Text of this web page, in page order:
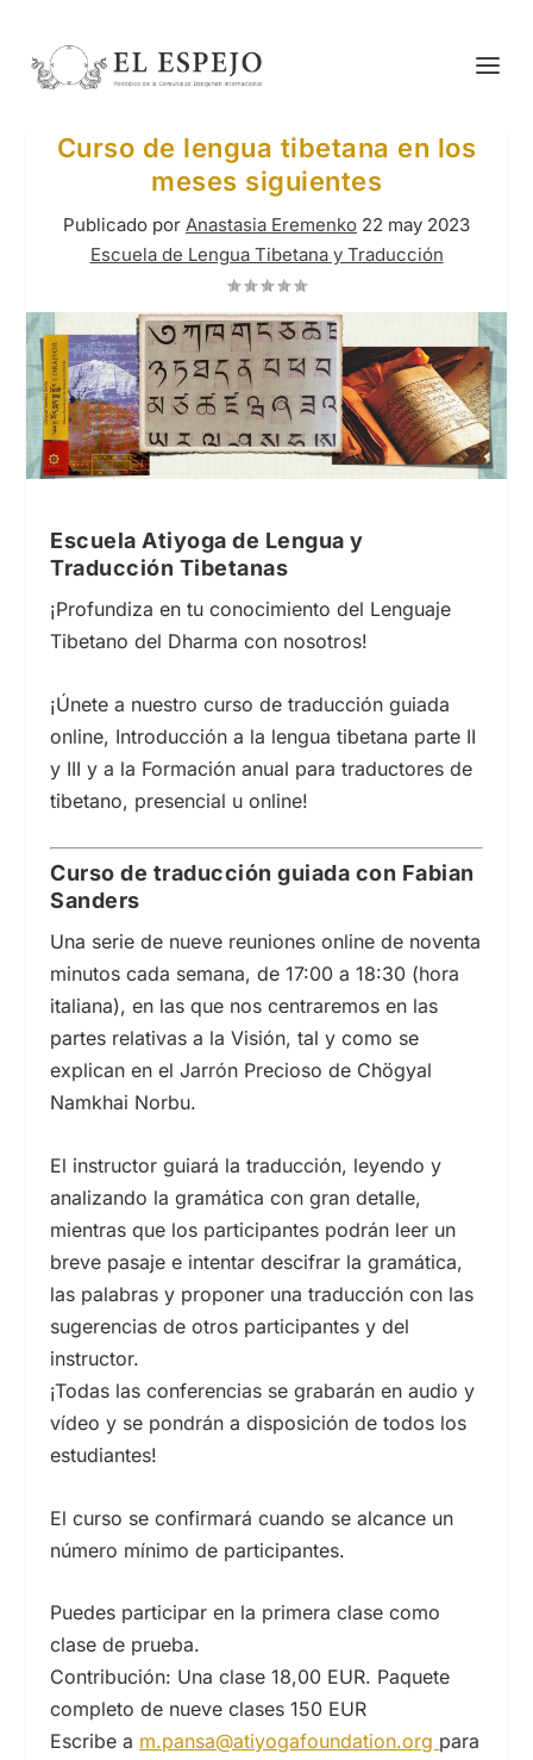
Curso de lengua tibetana en los
meses siguientes
Publicado por Anastasia Eremenko 22 may 2023
Escuela de Lengua Tibetana y Traducción
Escuela Atiyoga de Lengua y
Traducción Tibetanas
¡Profundiza en tu conocimiento del Lenguaje
Tibetano del Dharma con nosotros!
¡Únete a nuestro curso de traducción guiada
online, Introducción a la lengua tibetana parte II
y III y a la Formación anual para traductores de
tibetano, presencial u online!
Curso de traducción guiada con Fabian
Sanders
Una serie de nueve reuniones online de noventa
minutos cada semana, de 17:00 a 18:30 (hora
italiana), en las que nos centraremos en las
partes relativas a la Visión, tal y como se
explican en el Jarrón Precioso de Chögyal
Namkhai Norbu.
El instructor guiará la traducción, leyendo y
analizando la gramática con gran detalle,
mientras que los participantes podrán leer un
breve pasaje e intentar descifrar la gramática,
las palabras y proponer una traducción con las
sugerencias de otros participantes y del
instructor.
¡Todas las conferencias se grabarán en audio y
vídeo y se pondrán a disposición de todos los
estudiantes!
El curso se confirmará cuando se alcance un
número mínimo de participantes.
Puedes participar en la primera clase como
clase de prueba.
Contribución: Una clase 18,00 EUR. Paquete
completo de nueve clases 150 EUR
Escribe a m.pansa@atiyogafoundation.org para